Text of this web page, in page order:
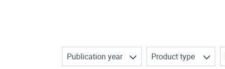
Publication year Product type